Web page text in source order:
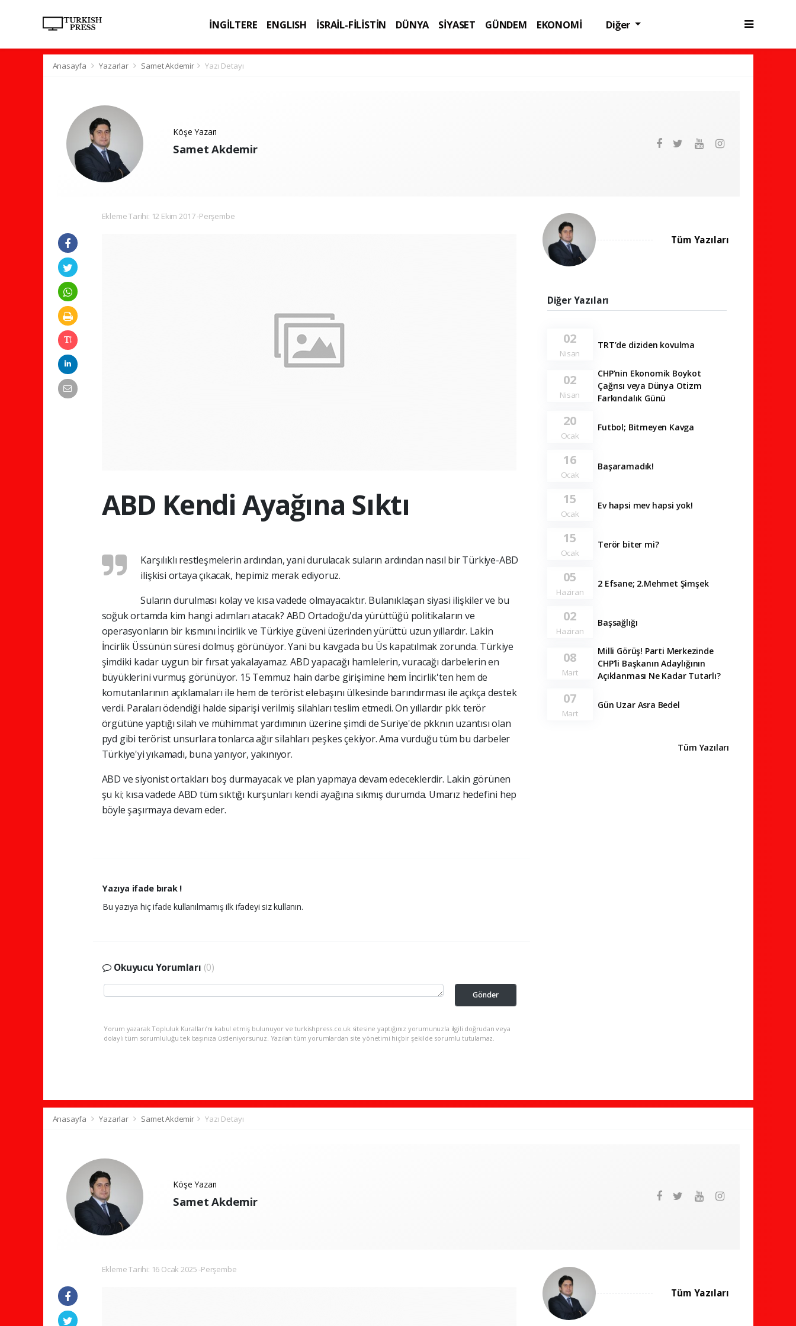
İNGİLTERE ENGLISH İSRAİL-FİLİSTİN DÜNYA SİYASET GÜNDEM
EKONOMİ
Diğer
Anasayfa Yazarlar Samet Akdemir Yazı Detayı
Köşe Yazarı
Samet Akdemir
Ekleme Tarihi: 12 Ekim 2017 -Perşembe
ABD Kendi Ayağına Sıktı
Karşılıklı restleşmelerin ardından, yani durulacak suların ardından nasıl bir Türkiye-ABD
ilişkisi ortaya çıkacak, hepimiz merak ediyoruz.
Suların durulması kolay ve kısa vadede olmayacaktır. Bulanıklaşan siyasi ilişkiler ve bu
soğuk ortamda kim hangi adımları atacak? ABD Ortadoğu'da yürüttüğü politikaların ve
operasyonların bir kısmını İncirlik ve Türkiye güveni üzerinden yürüttü uzun yıllardır. Lakin
İncirlik Üssünün süresi dolmuş görünüyor. Yani bu kavgada bu Üs kapatılmak zorunda. Türkiye
şimdiki kadar uygun bir fırsat yakalayamaz. ABD yapacağı hamlelerin, vuracağı darbelerin en
büyüklerini vurmuş görünüyor. 15 Temmuz hain darbe girişimine hem İncirlik'ten hem de
komutanlarının açıklamaları ile hem de terörist elebaşını ülkesinde barındırması ile açıkça destek
verdi. Paraları ödendiği halde siparişi verilmiş silahları teslim etmedi. On yıllardır pkk terör
örgütüne yaptığı silah ve mühimmat yardımının üzerine şimdi de Suriye'de pkknın uzantısı olan
pyd gibi terörist unsurlara tonlarca ağır silahları peşkes çekiyor. Ama vurduğu tüm bu darbeler
Türkiye'yi yıkamadı, buna yanıyor, yakınıyor.
ABD ve siyonist ortakları boş durmayacak ve plan yapmaya devam edeceklerdir. Lakin görünen
şu ki; kısa vadede ABD tüm sıktığı kurşunları kendi ayağına sıkmış durumda. Umarız hedefini hep
böyle şaşırmaya devam eder.
Yazıya ifade bırak !
Bu yazıya hiç ifade kullanılmamış ilk ifadeyi siz kullanın.
Okuyucu Yorumları (0)
Gönder
Yorum yazarak Topluluk Kuralları’nı kabul etmiş bulunuyor ve turkishpress.co.uk sitesine yaptığınız yorumunuzla ilgili doğrudan veya
dolaylı tüm sorumluluğu tek başınıza üstleniyorsunuz. Yazılan tüm yorumlardan site yönetimi hiçbir şekilde sorumlu tutulamaz.
Tüm Yazıları
Diğer Yazıları
02
Nisan
TRT’de diziden kovulma
02
Nisan
CHP’nin Ekonomik Boykot
Çağrısı veya Dünya Otizm
Farkındalık Günü
20
Ocak
Futbol; Bitmeyen Kavga
16
Ocak
Başaramadık!
15
Ocak
Ev hapsi mev hapsi yok!
15
Ocak
Terör biter mi?
05
Haziran
2 Efsane; 2.Mehmet Şimşek
02
Haziran
Başsağlığı
08
Mart
Milli Görüş! Parti Merkezinde
CHP’li Başkanın Adaylığının
Açıklanması Ne Kadar Tutarlı?
07
Mart
Gün Uzar Asra Bedel
Tüm Yazıları
Anasayfa Yazarlar Samet Akdemir Yazı Detayı
Köşe Yazarı
Samet Akdemir
Ekleme Tarihi: 16 Ocak 2025 -Perşembe
Tüm Yazıları